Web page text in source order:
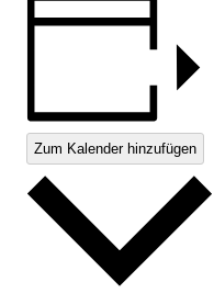
Zum Kalender hinzufügen